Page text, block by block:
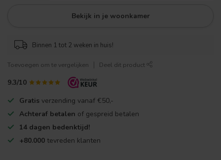
Bekijk in je woonkamer
Binnen 1 tot 2 weken in huis!
Toevoegen om te vergelijken Deel dit product
9.3/10
Gratis verzending vanaf €50,-
Achteraf betalen of gespreid betalen
14 dagen bedenktijd!
+80.000 tevreden klanten